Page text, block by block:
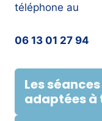
téléphone au
06 13 01 27 94
Les
adaptées à